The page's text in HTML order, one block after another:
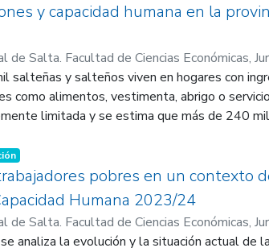
en plena pandemia se observa un
gobierno nacional para enfrentar la recesión
educativa y con la pobreza de
de largo plazo. La expansión educativa
de la calidad educativa.
de Desarrollo Sostenibles estén
provincias y unidades sub-
y capacidad humana en la
de Salta. Facultad de Ciencias Económicas,
de Ciencias Económicas, Jurídicas y
salteñas y salteños viven en hogares con
como alimentos, vestimenta, abrigo o
limitada y se estima que más de 240
de la Argentina y los ingresos de aquellas
resto de la población pobre del país. La
de los 23 departamentos de la provincia
nivel de desarrollo de La Poma, Rivadavia y
como Capital, Cafayate o La Caldera, que
pobres en un contexto
Humana 2023/24
de Salta. Facultad de Ciencias Económicas,
de Ciencias Económicas, Jurídicas y
analiza la evolución y la situación actual de